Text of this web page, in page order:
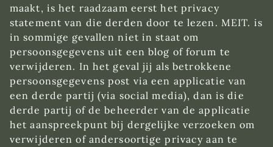
maakt, is het raadzaam eerst het privacy
statement van die derden door te lezen. MEIT. is
in sommige gevallen niet in staat om
persoonsgegevens uit een blog of forum te
verwijderen. In het geval jij als betrokkene
persoonsgegevens post via een applicatie van
een derde partij (via social media), dan is die
derde partij of de beheerder van de applicatie
het aanspreekpunt bij dergelijke verzoeken om
verwijderen of andersoortige privacy aan te